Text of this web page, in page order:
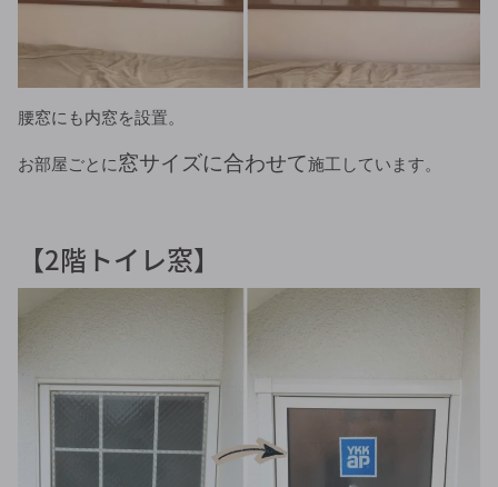
腰窓にも内窓を設置。
お部屋ごとに窓サイズに合わせて施工しています。
【2階トイレ窓】